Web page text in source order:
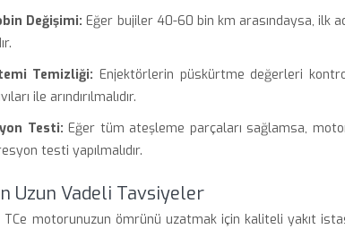
Değişimi: Eğer bujiler 40-60 bin km arasındaysa, ilk
Temizliği: Enjektörlerin püskürtme değerleri
ile arındırılmalıdır.
Testi: Eğer tüm ateşleme parçaları sağlamsa,
testi yapılmalıdır.
Uzun Vadeli Tavsiyeler
TCe motorunuzun ömrünü uzatmak için kaliteli yakıt